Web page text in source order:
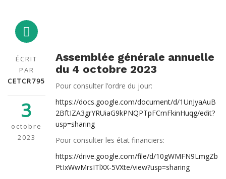
ÉCRIT
PAR
CETCR795
3
octobre
2023
Assemblée générale annuelle
du 4 octobre 2023
Pour consulter l’ordre du jour:
https://docs.google.com/document/d/1UnJyaAuB
2BftIZA3grYRUiaG9kPNQPTpFCmFkinHuqg/edit?
usp=sharing
Pour consulter les état financiers:
https://drive.google.com/file/d/10gWMFN9LmgZb
PtIxWwMrsITlXX-5VXte/view?usp=sharing